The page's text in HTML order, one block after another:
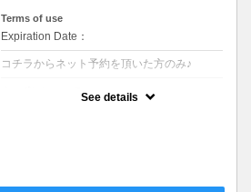
Terms of use
Expiration Date：
コチラからネット予約を頂いた方のみ♪
See details